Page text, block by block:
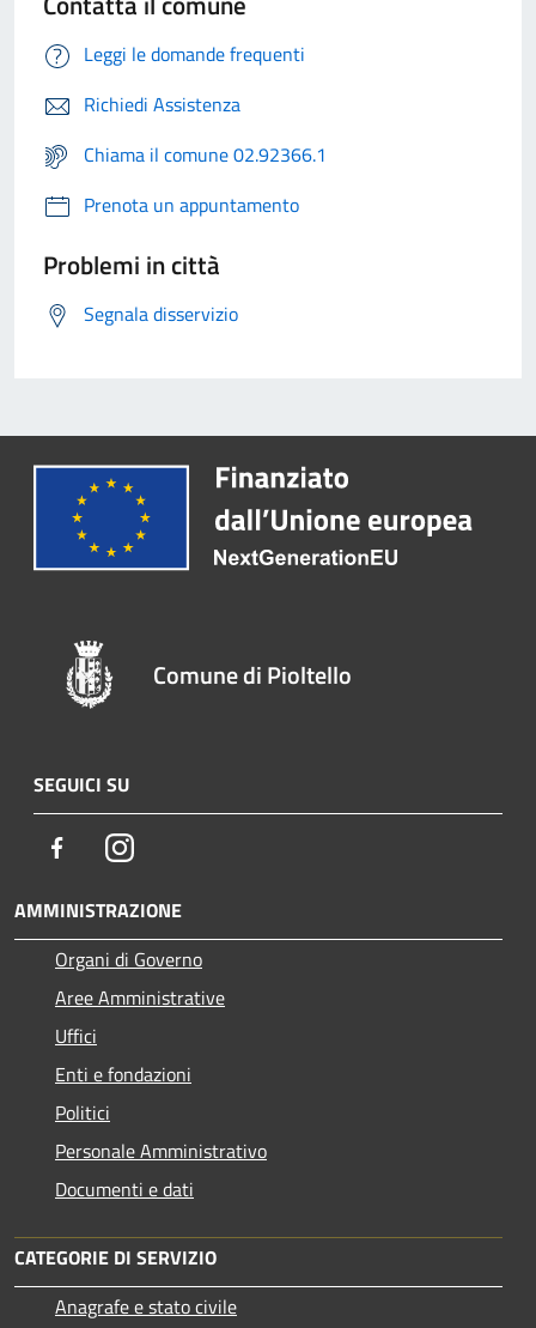
Leggi le domande frequenti
Richiedi Assistenza
Chiama il comune 02.92366.1
Prenota un appuntamento
Problemi in città
Segnala disservizio
Comune di Pioltello
SEGUICI SU
FacebookInstagram
AMMINISTRAZIONE
Organi di Governo
Aree Amministrative
Uffici
Enti e fondazioni
Politici
Personale Amministrativo
Documenti e dati
CATEGORIE DI SERVIZIO
Anagrafe e stato civile